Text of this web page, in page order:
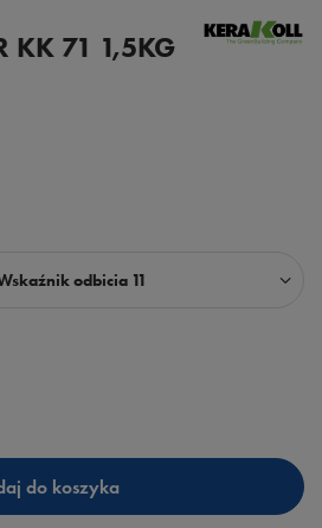
KK 71 1,5KG
odbicia 11
do koszyka